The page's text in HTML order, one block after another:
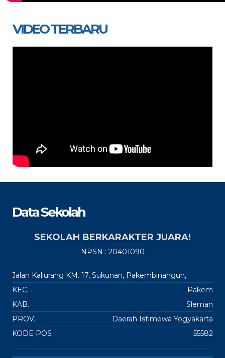
VIDEO TERBARU
Data Sekolah
SEKOLAH BERKARAKTER JUARA!
NPSN : 20401090
Jalan Kaliurang KM. 17, Sukunan, Pakembinangun,
KEC.
Pakem
KAB.
Sleman
PROV.
Daerah Istimewa Yogyakarta
KODE POS
55582